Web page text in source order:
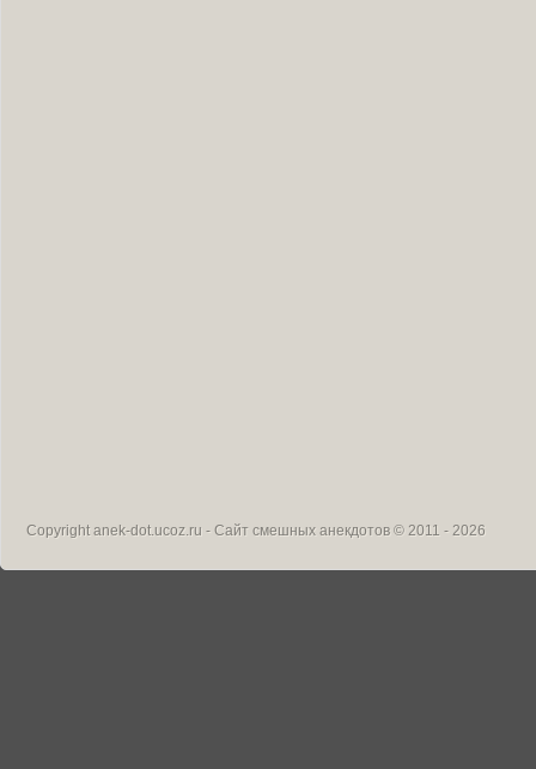
Copyrightanek-dot.ucoz.ru - Сайт смешных анекдотов © 2011 - 2026